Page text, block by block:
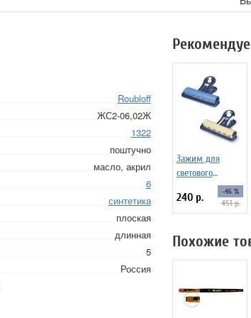
Roubloff
ЖС2-06,02Ж
1322
поштучно
масло, акрил
6
синтетика
плоская
длинная
5
Россия
Зажим для
светового
планшета 2
штуки
240 р. -46 %
451 р.
Похожие